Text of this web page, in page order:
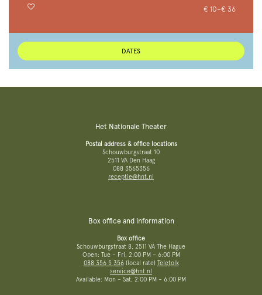
€ 10–€ 36
DATES
Het Nationale Theater
Postal address & office locations
Schouwburgstraat 10
2511 VA Den Haag
088 3565356
receptie@hnt.nl
Box office and information
Box office
Schouwburgstraat 8, 2511 VA The Hague
Open: Tue – Fri, 2:00 PM – 6:00 PM
088 356 5 356(local rate) Teletolk
service@hnt.nl
Available: Mon – Sat, 2:00 PM – 6:00 PM